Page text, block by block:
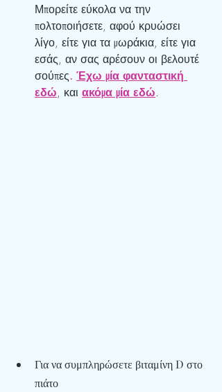
Μπορείτε εύκολα να την
πολτοποιήσετε, αφού κρυώσει
λίγο, είτε για τα μωράκια, είτε για
εσάς, αν σας αρέσουν οι βελουτέ
σούπες. Έχω μία φανταστική
εδώ, και ακόμα μία εδώ.
Για να συμπληρώσετε βιταμίνη D στο
πιάτο